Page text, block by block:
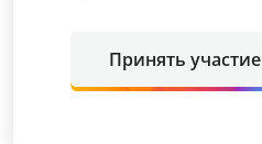
Принять участие